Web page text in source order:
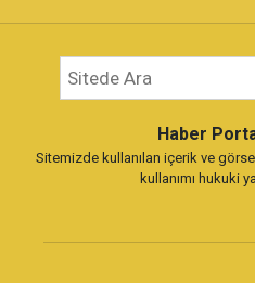
Haber
Sitemizde kullanılan içerik ve
kullanımı hukuki